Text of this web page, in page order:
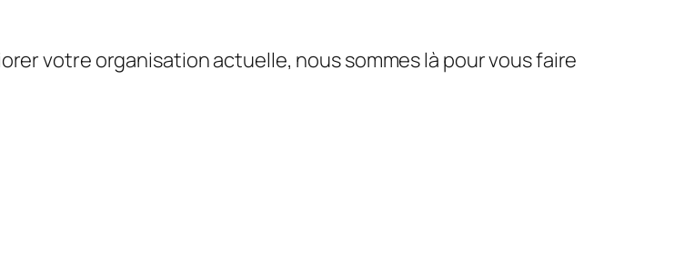
votre organisation actuelle, nous sommes là pour vous faire